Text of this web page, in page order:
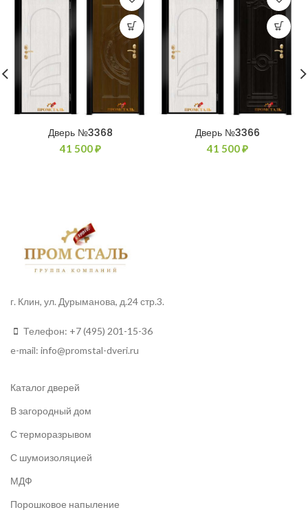
Дверь №3368
41 500₽
Дверь №3366
41 500₽
г. Клин, ул. Дурыманова, д.24 стр.3.
Телефон: +7 (495) 201-15-36
e-mail: info@promstal-dveri.ru
Каталог дверей
В загородный дом
С терморазрывом
С шумоизоляцией
МДФ
Порошковое напыление